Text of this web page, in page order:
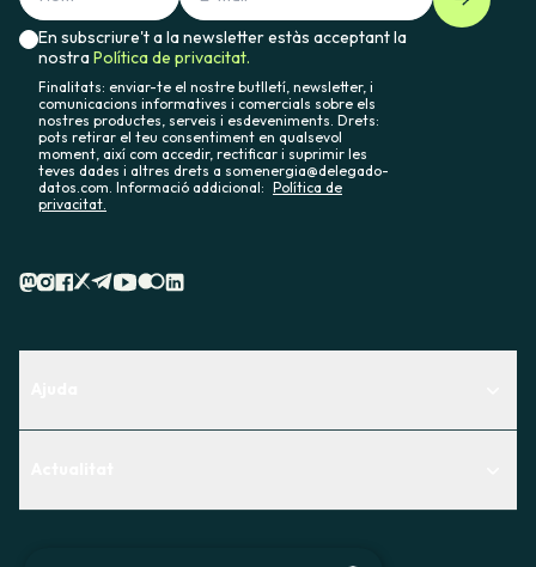
En subscriure't a la newsletter estàs acceptant la
nostraPolítica de privacitat.
Finalitats: enviar-te el nostre butlletí, newsletter, i
comunicacions informatives i comercials sobre els
nostres productes, serveis i esdeveniments. Drets:
pots retirar el teu consentiment en qualsevol
moment, així com accedir, rectificar i suprimir les
teves dades i altres drets a somenergia@delegado-
datos.com. Informació addicional: Política de
privacitat.